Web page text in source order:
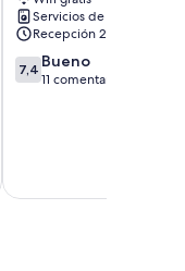
Servicios de lavandería
Recepción 24 horas
7.4
sobre
7,4 Bueno
11 comentarios